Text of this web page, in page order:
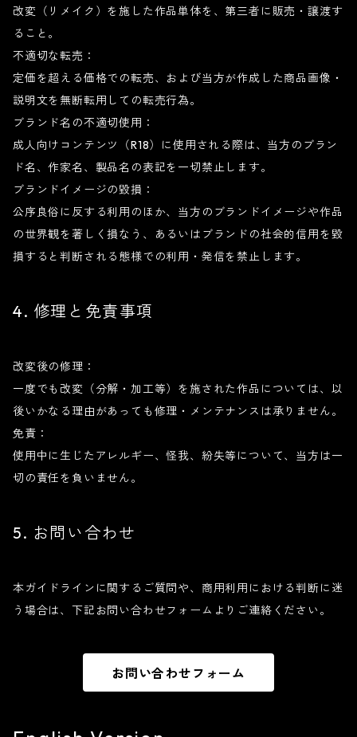
改変（リメイク）を施した作品単体を、第三者に販売・譲渡す
ること。
不適切な転売：
定価を超える価格での転売、および当方が作成した商品画像・
説明文を無断転用しての転売行為。
ブランド名の不適切使用：
成人向けコンテンツ（R18）に使用される際は、当方のブラン
ド名、作家名、製品名の表記を一切禁止します。
ブランドイメージの毀損：
公序良俗に反する利用のほか、当方のブランドイメージや作品
の世界観を著しく損なう、あるいはブランドの社会的信用を毀
損すると判断される態様での利用・発信を禁止します。
4. 修理と免責事項
改変後の修理：
一度でも改変（分解・加工等）を施された作品については、以
後いかなる理由があっても修理・メンテナンスは承りません。
免責：
使用中に生じたアレルギー、怪我、紛失等について、当方は一
切の責任を負いません。
5. お問い合わせ
本ガイドラインに関するご質問や、商用利用における判断に迷
う場合は、下記お問い合わせフォームよりご連絡ください。
お問い合わせフォーム